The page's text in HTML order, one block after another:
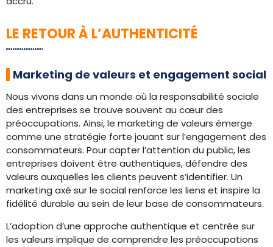
LE RETOUR À L’AUTHENTICITÉ
Marketing de valeurs et engagement social
Nous vivons dans un monde où la responsabilité sociale
des entreprises se trouve souvent au cœur des
préoccupations. Ainsi, le marketing de valeurs émerge
comme une stratégie forte jouant sur l’engagement des
consommateurs. Pour capter l’attention du public, les
entreprises doivent être authentiques, défendre des
valeurs auxquelles les clients peuvent s’identifier. Un
marketing axé sur le social renforce les liens et inspire la
fidélité durable au sein de leur base de consommateurs.
L’adoption d’une approche authentique et centrée sur
les valeurs implique de comprendre les préoccupations